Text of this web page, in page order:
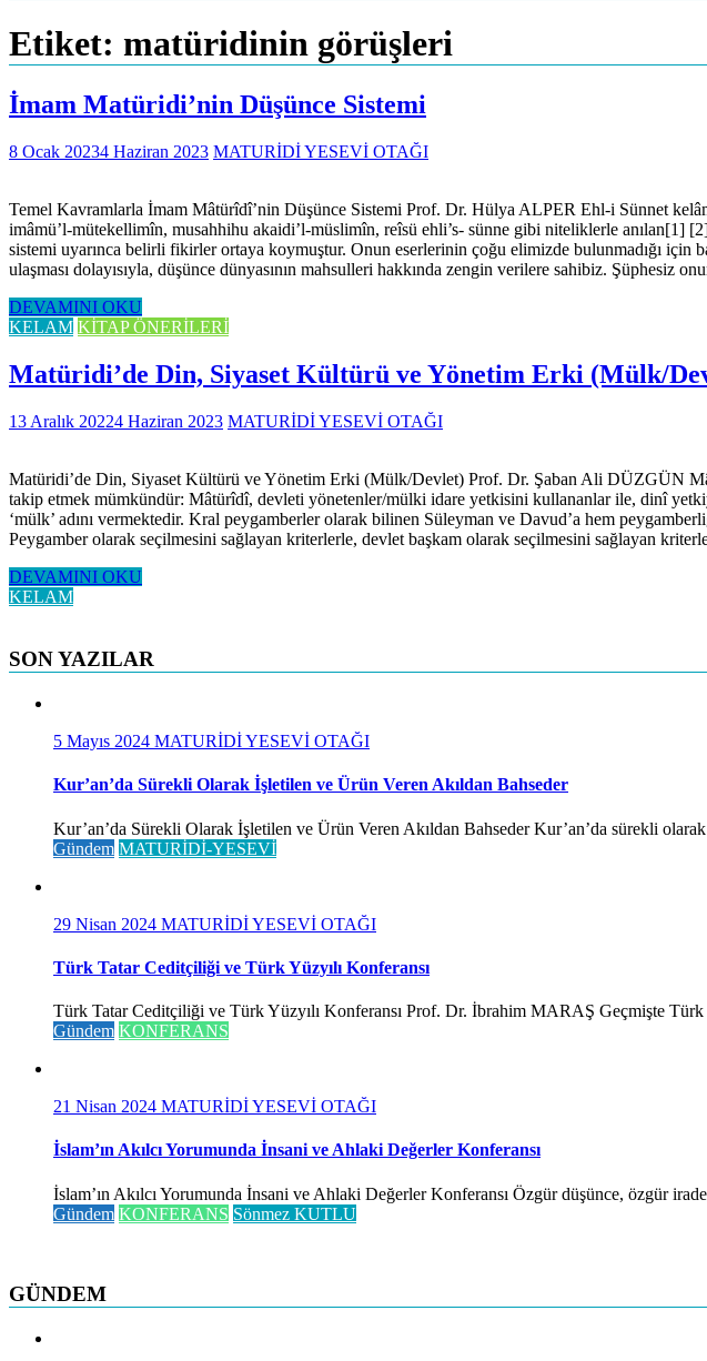
Etiket: matüridinin görüşleri
İmam Matüridi’nin Düşünce Sistemi
8 Ocak 20234 Haziran 2023 MATURİDİ YESEVİ OTAĞI
Temel Kavramlarla İmam Mâtürîdî’nin Düşünce Sistemi Prof. Dr. Hülya ALPER Ehl-i Sünnet
imâmü’l-mütekellimîn, musahhihu akaidi’l-müslimîn, reîsü ehli’s- sünne gibi niteliklerle
sistemi uyarınca belirli fikirler ortaya koymuştur. Onun eserlerinin çoğu elimizde bulunmadığı için
ulaşması dolayısıyla, düşünce dünyasının mahsulleri hakkında zengin verilere sahibiz. Şüphesiz
DEVAMINI OKU
KELAM KİTAP ÖNERİLERİ
Matüridi’de Din, Siyaset Kültürü ve Yönetim Erki (Mülk/
13 Aralık 20224 Haziran 2023 MATURİDİ YESEVİ OTAĞI
Matüridi’de Din, Siyaset Kültürü ve Yönetim Erki (Mülk/Devlet) Prof. Dr. Şaban Ali DÜZGÜN
takip etmek mümkündür: Mâtürîdî, devleti yönetenler/mülki idare yetkisini kullananlar ile, dinî
‘mülk’ adını vermektedir. Kral peygamberler olarak bilinen Süleyman ve Davud’a hem
Peygamber olarak seçilmesini sağlayan kriterlerle, devlet başkam olarak seçilmesini sağlayan
DEVAMINI OKU
KELAM
SON YAZILAR
5 Mayıs 2024 MATURİDİ YESEVİ OTAĞI
Kur’an’da Sürekli Olarak İşletilen ve Ürün Veren Akıldan Bahseder
Kur’an’da Sürekli Olarak İşletilen ve Ürün Veren Akıldan Bahseder Kur’an’da sürekli
Gündem MATURİDİ-YESEVİ
29 Nisan 2024 MATURİDİ YESEVİ OTAĞI
Türk Tatar Ceditçiliği ve Türk Yüzyılı Konferansı
Türk Tatar Ceditçiliği ve Türk Yüzyılı Konferansı Prof. Dr. İbrahim MARAŞ Geçmişte Türk
Gündem KONFERANS
21 Nisan 2024 MATURİDİ YESEVİ OTAĞI
İslam’ın Akılcı Yorumunda İnsani ve Ahlaki Değerler Konferansı
İslam’ın Akılcı Yorumunda İnsani ve Ahlaki Değerler Konferansı Özgür düşünce, özgür
Gündem KONFERANS Sönmez KUTLU
GÜNDEM